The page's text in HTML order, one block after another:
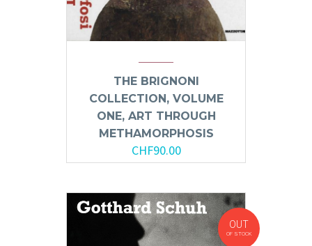
THE BRIGNONI
COLLECTION, VOLUME
ONE, ART THROUGH
METHAMORPHOSIS
CHF90.00
OUT
OF STOCK